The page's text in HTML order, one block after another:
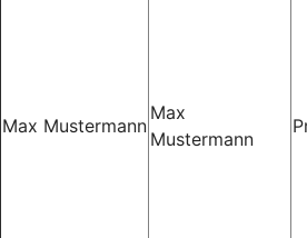
Max Mustermann
Max
Mustermann